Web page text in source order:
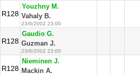
R128
Youzhny M.
Vahaly B.
23/6/2002 23:00
R128
Gaudio G.
Guzman J.
23/6/2002 23:00
R128
Nieminen J.
Mackin A.